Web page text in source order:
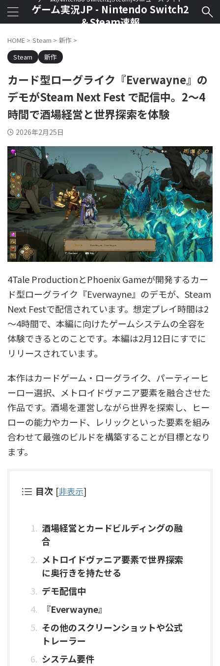
ゲーム実況JP - Nintendo Switch2
＆Steam速報
HOME > Steam > 新作 >
Steam
新作
カード型ローグライク『Everwayne』の
デモがSteam Next Fest で配信中。2～4
時間で酒場経営と世界探索を体験
2026年2月25日
4Tale ProductionとPhoenix Gameが開発するカー
ド型ローグライク『Everwayne』のデモが、Steam
Next Festで配信されています。想定プレイ時間は2
～4時間で、本編に向けたゲームシステムの全容を
体験できるとのことです。本編は2月12日にすでに
リリースされています。
本作はカードゲーム・ローグライク、パーティーヒ
ーロー選択、メトロイドヴァニア要素を融合させた
作品です。酒場を運営しながら世界を探索し、ヒー
ローの能力やカード、レリックといった要素を組み
合わせて最強のビルドを構築することが目標となり
ます。
目次 [非表示]
酒場経営とカードビルディングの融
合
メトロイドヴァニア要素で世界探索
に奥行きを持たせる
デモ配信中
『Everwayne』
その他のスクリーンショットや公式
トレーラー
システム要件